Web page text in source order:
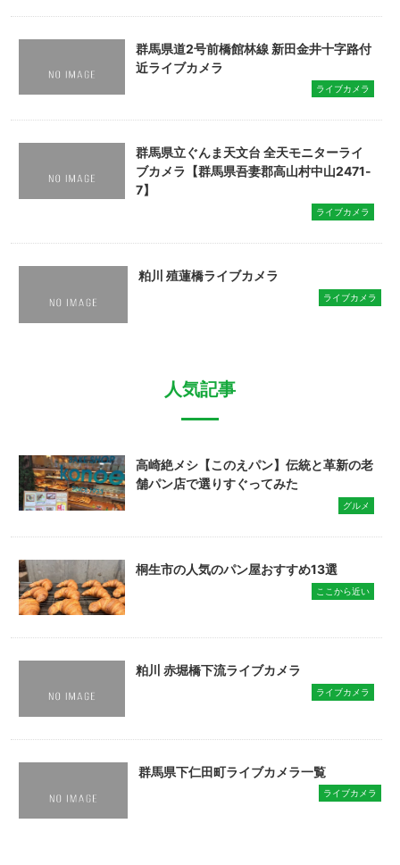
群馬県道2号前橋館林線 新田金井十字路付
近ライブカメラ
ライブカメラ
群馬県立ぐんま天文台 全天モニターライ
ブカメラ【群馬県吾妻郡高山村中山2471-
7】
ライブカメラ
粕川 殖蓮橋ライブカメラ
ライブカメラ
人気記事
高崎絶メシ【このえパン】伝統と革新の老
舗パン店で選りすぐってみた
グルメ
桐生市の人気のパン屋おすすめ13選
ここから近い
粕川 赤堀橋下流ライブカメラ
ライブカメラ
群馬県下仁田町ライブカメラ一覧
ライブカメラ